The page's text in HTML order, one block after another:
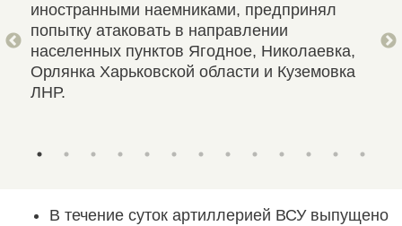
иностранными наемниками, предпринял
попытку атаковать в направлении
населенных пунктов Ягодное, Николаевка,
Орлянка Харьковской области и Куземовка
ЛНР.
В течение суток артиллерией ВСУ выпущено